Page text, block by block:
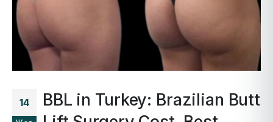
14
BBL in Turkey: Brazilian Butt